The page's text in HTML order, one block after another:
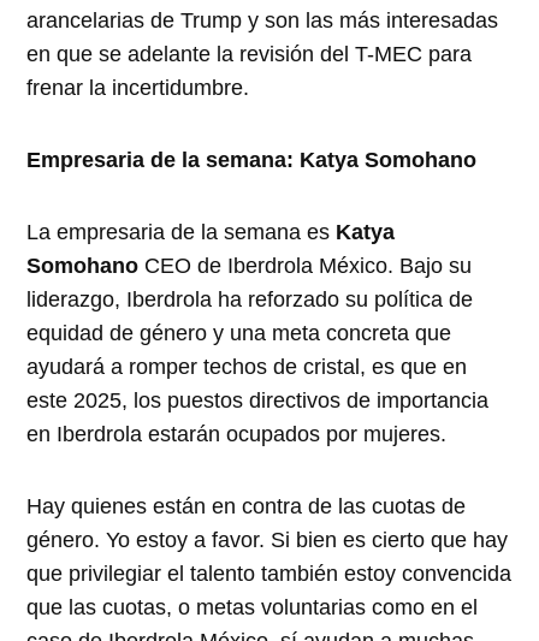
arancelarias de Trump y son las más interesadas
en que se adelante la revisión del T-MEC para
frenar la incertidumbre.
Empresaria de la semana: Katya Somohano
La empresaria de la semana es Katya
Somohano CEO de Iberdrola México. Bajo su
liderazgo, Iberdrola ha reforzado su política de
equidad de género y una meta concreta que
ayudará a romper techos de cristal, es que en
este 2025, los puestos directivos de importancia
en Iberdrola estarán ocupados por mujeres.
Hay quienes están en contra de las cuotas de
género. Yo estoy a favor. Si bien es cierto que hay
que privilegiar el talento también estoy convencida
que las cuotas, o metas voluntarias como en el